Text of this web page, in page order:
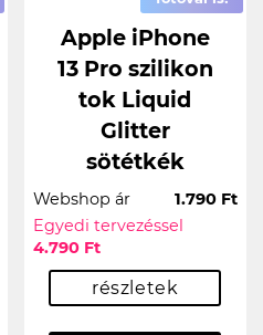
Apple iPhone
13 Pro szilikon
tok Liquid
Glitter
sötétkék
Webshop ár
1.790 Ft
Egyedi tervezéssel
4.790 Ft
részletek